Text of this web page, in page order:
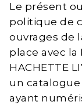
Le présent
politique de
ouvrages de
place avec la
HACHETTE
un
ayant